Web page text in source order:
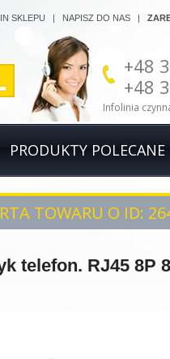
+48
+48
Infolinia
SKLEPU | NAPISZ DO NAS|
PRODUKTY POLECANE
TOWARU O ID:
telefon. RJ45 8P